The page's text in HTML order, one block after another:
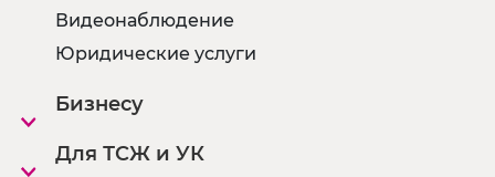
Видеонаблюдение
Юридические услуги
Бизнесу
Для ТСЖ и УК